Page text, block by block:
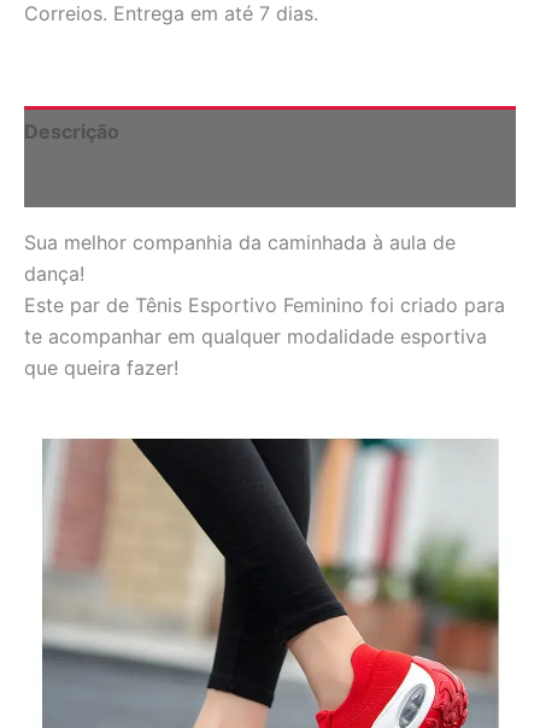
quantidade
Correios. Entrega em até 7 dias.
Descrição
Sua melhor companhia da caminhada à aula de
dança!
Este par de Tênis Esportivo Feminino foi criado para
te acompanhar em qualquer modalidade esportiva
que queira fazer!